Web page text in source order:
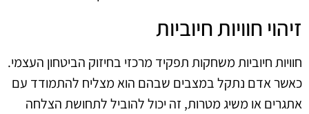
זיהוי חוויות חיוביות
חוויות חיוביות משחקות תפקיד מרכזי בחיזוק הביטחון העצמי.
כאשר אדם נתקל במצבים שבהם הוא מצליח להתמודד עם
אתגרים או משיג מטרות, זה יכול להוביל לתחושת הצלחה